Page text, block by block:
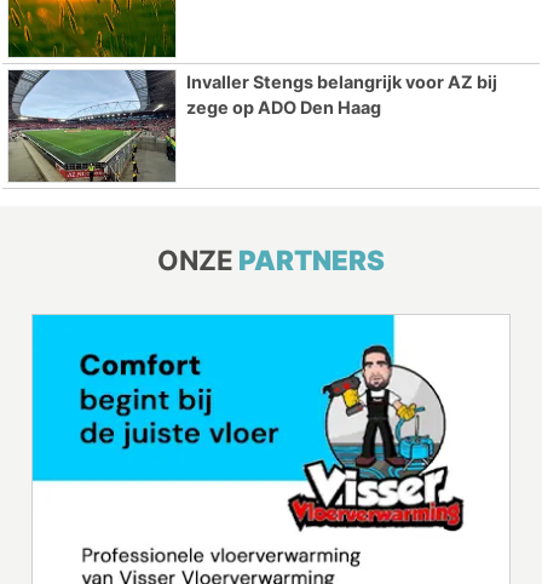
Invaller Stengs belangrijk voor AZ bij
zege op ADO Den Haag
ONZE PARTNERS